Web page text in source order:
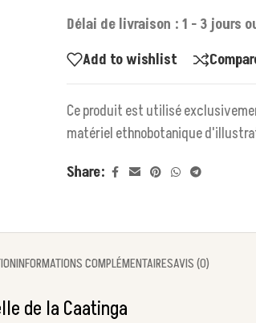
Délai de livraison : 1 - 3 jours
Add to wishlist
Ce produit est utilisé
matériel ethnobotanique
Share:
INFORMATIONS COMPLÉMENTAIRESAVIS (0)
de la Caatinga